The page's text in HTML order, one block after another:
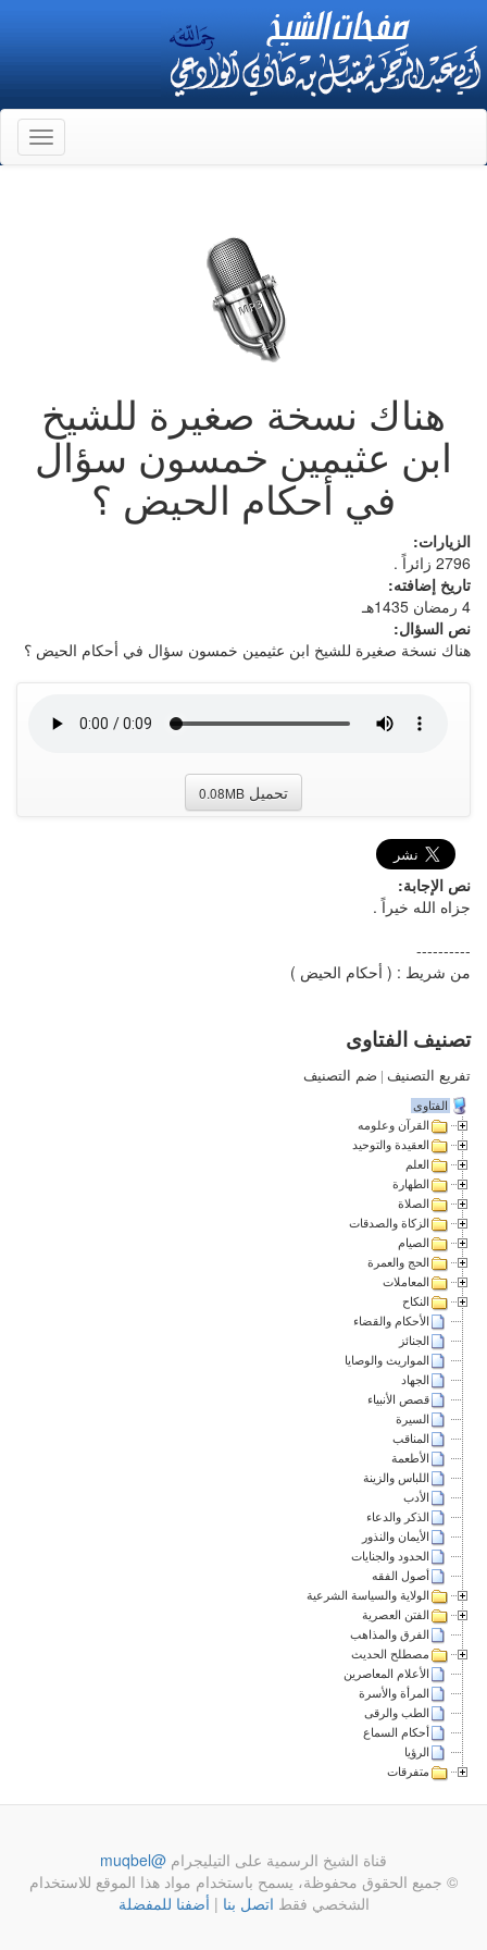
هناك نسخة صغيرة للشيخ
ابن عثيمين خمسون سؤال
في أحكام الحيض ؟
الزيارات:
2796 زائراً .
تاريخ إضافته:
4 رمضان 1435هـ
نص السؤال:
هناك نسخة صغيرة للشيخ ابن عثيمين خمسون سؤال في أحكام الحيض ؟
تحميل 0.08MB
نص الإجابة:
جزاه الله خيراً .
----------
من شريط : ( أحكام الحيض )
تصنيف الفتاوى
تفريع التصنيف | ضم التصنيف
الفتاوى
القرآن وعلومه
العقيدة والتوحيد
العلم
الطهارة
الصلاة
الزكاة والصدقات
الصيام
الحج والعمرة
المعاملات
النكاح
الأحكام والقضاء
الجنائز
المواريث والوصايا
الجهاد
قصص الأنبياء
السيرة
المناقب
الأطعمة
اللباس والزينة
الأدب
الذكر والدعاء
الأيمان والنذور
الحدود والجنايات
أصول الفقه
الولاية والسياسة الشرعية
الفتن العصرية
الفرق والمذاهب
مصطلح الحديث
الأعلام المعاصرين
المرأة والأسرة
الطب والرقى
أحكام السماع
الرؤيا
متفرقات
قناة الشيخ الرسمية على التيليجرام @muqbel
© جميع الحقوق محفوظة، يسمح باستخدام مواد هذا الموقع للاستخدام
الشخصي فقط اتصل بنا | أضفنا للمفضلة